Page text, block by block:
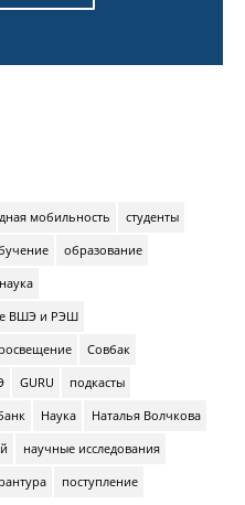
мобильность
студенты
образование
наука
ВШЭ и РЭШ
Совбак
GURU
подкасты
Наука
Наталья Волчкова
научные исследования
поступление